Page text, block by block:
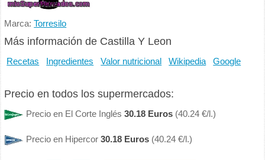
Marca:Torresilo
Más información de Castilla Y Leon
Recetas Ingredientes Valor nutricional Wikipedia Google
Precio en todos los supermercados:
Precio en El Corte Inglés30.18 Euros (40.24 €/l.)
Precio en Hipercor30.18 Euros (40.24 €/l.)